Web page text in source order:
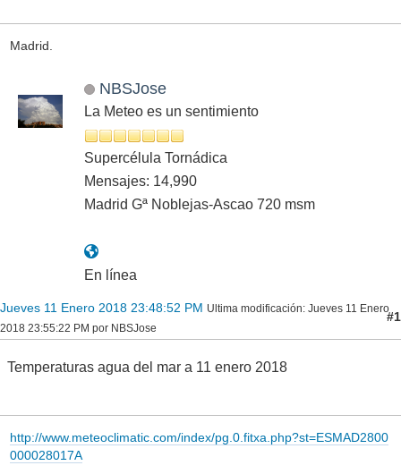
Madrid.
NBSJose
La Meteo es un sentimiento
Supercélula Tornádica
Mensajes: 14,990
Madrid Gª Noblejas-Ascao 720 msm
En línea
Jueves 11 Enero 2018 23:48:52 PM Ultima modificación: Jueves 11 Enero
2018 23:55:22 PM por NBSJose
#1
Temperaturas agua del mar a 11 enero 2018
http://www.meteoclimatic.com/index/pg.0.fitxa.php?st=ESMAD2800
000028017A